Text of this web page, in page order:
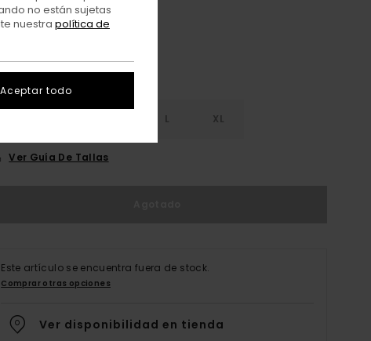
L XL
Ver Guía De Tallas
Este artículo se encuentra fuera de stock.
Comprar otras opciones
Ver disponibilidad en tienda
no están sujetas
nuestra política de
Aceptar todo